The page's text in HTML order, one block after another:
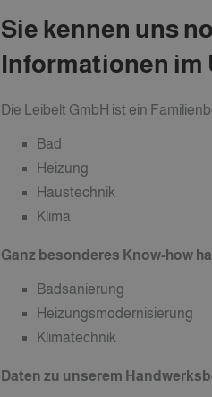
Sie kennen uns
Informationen im
Die Leibelt GmbH ist ein
Bad
Heizung
Haustechnik
Klima
Ganz besonderes Know-how
Badsanierung
Heizungsmodernisierung
Klimatechnik
Daten zu unserem